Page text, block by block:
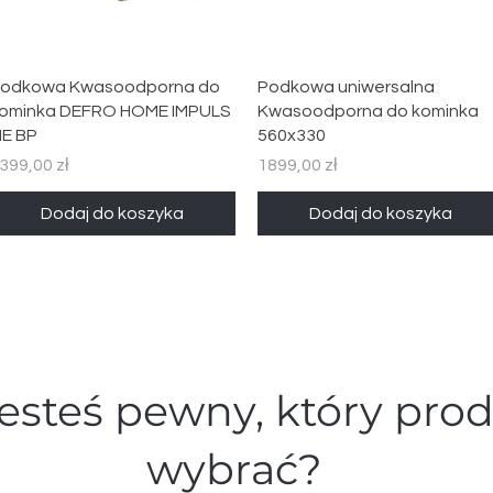
Podgląd
Kwasoodporna do
DEFRO HOME IMPULS
BP
zł
Dodaj do koszyka
Podgląd
Podkowa uniwersalna
Kwasoodporna do kominka
560x330
Cena
1899,00 zł
Dodaj do koszyka
pewny, który
wybrać?